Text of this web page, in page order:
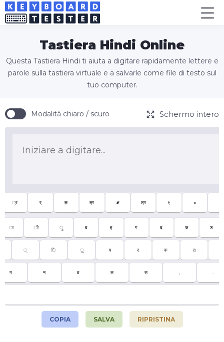
Tastiera Hindi Online
Questa Tastiera Hindi ti aiuta a digitare rapidamente lettere e
parole sulla tastiera virtuale e a salvarle come file di testo sul
tuo computer.
Modalità chiaro / scuro Schermo intero
्र र् ज्ञ त्र क्ष श्र ९ ०
ा ी ू ब ह ग द ज ड
् ि ु प र क त
म न व ल स
COPIA SALVA RIPRISTINA